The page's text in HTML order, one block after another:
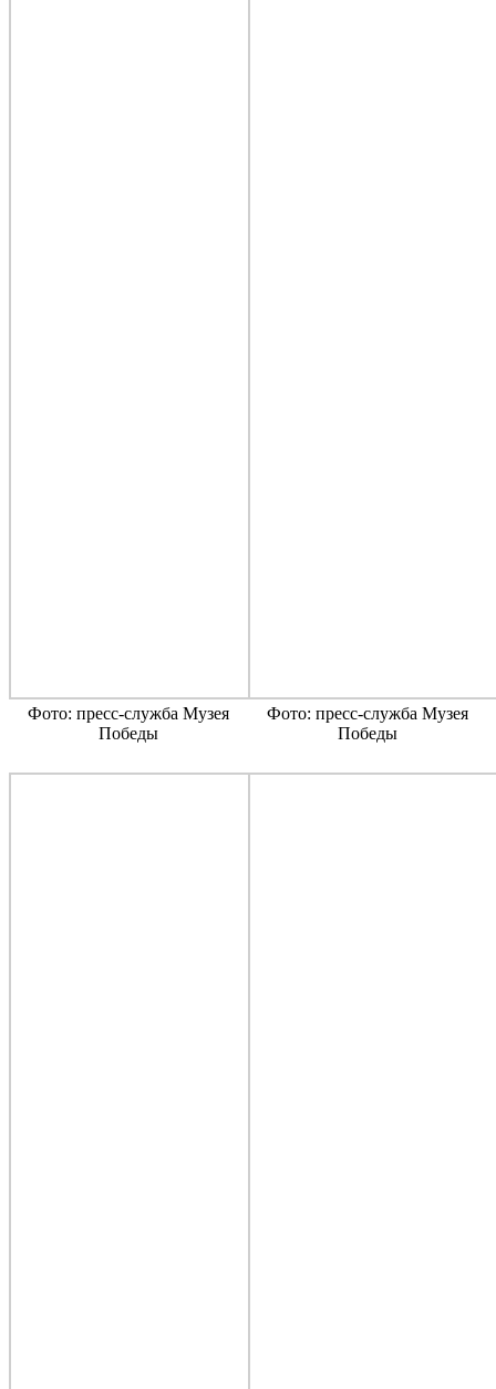
Фото: пресс-служба Музея
Победы
Фото: пресс-служба Музея
Победы